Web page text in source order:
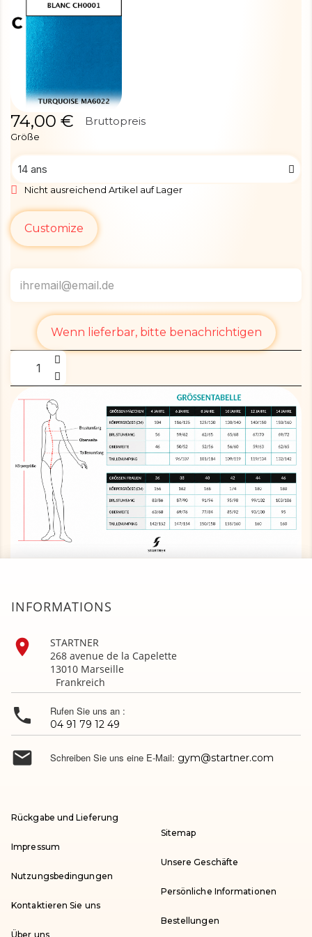
74,00 € Bruttopreis
Größe
Nicht ausreichend Artikel auf Lager
Customize
Wenn lieferbar, bitte benachrichtigen
INFORMATIONS

STARTNER
268 avenue de la Capelette
13010 Marseille
Frankreich
 Rufen Sie uns an :
04 91 79 12 49
 Schreiben Sie uns eine E-Mail: gym@startner.com
Rückgabe und Lieferung
Impressum
Nutzungsbedingungen
Kontaktieren Sie uns
Über uns
Sitemap
Unsere Geschäfte
Persönliche Informationen
Bestellungen